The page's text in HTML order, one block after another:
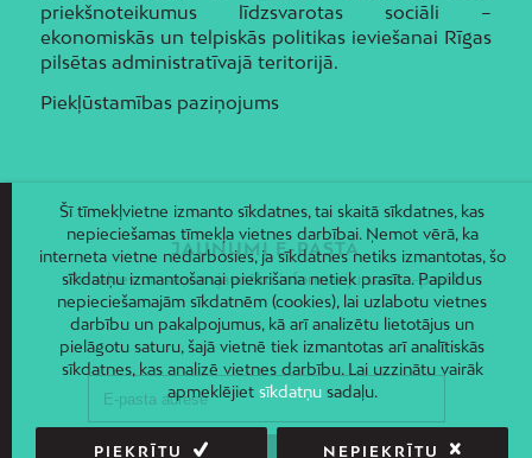
priekšnoteikumus līdzsvarotas sociāli –
ekonomiskās un telpiskās politikas ieviešanai Rīgas
pilsētas administratīvajā teritorijā.
Piekļūstamības paziņojums
JAUNUMI E-PASTĀ
Piesakies un saņem jaunāko informāciju savā e-pastā!
Šī tīmekļvietne izmanto sīkdatnes, tai skaitā sīkdatnes, kas
nepieciešamas tīmekļa vietnes darbībai. Ņemot vērā, ka
interneta vietne nedarbosies, ja sīkdatnes netiks izmantotas, šo
sīkdatņu izmantošanai piekrišana netiek prasīta. Papildus
nepieciešamajām sīkdatnēm (cookies), lai uzlabotu vietnes
darbību un pakalpojumus, kā arī analizētu lietotājus un
pielāgotu saturu, šajā vietnē tiek izmantotas arī analītiskās
sīkdatnes, kas analizē vietnes darbību. Lai uzzinātu vairāk
apmeklējiet sīkdatņusadaļu.
PIEKRĪTU NEPIEKRĪTU